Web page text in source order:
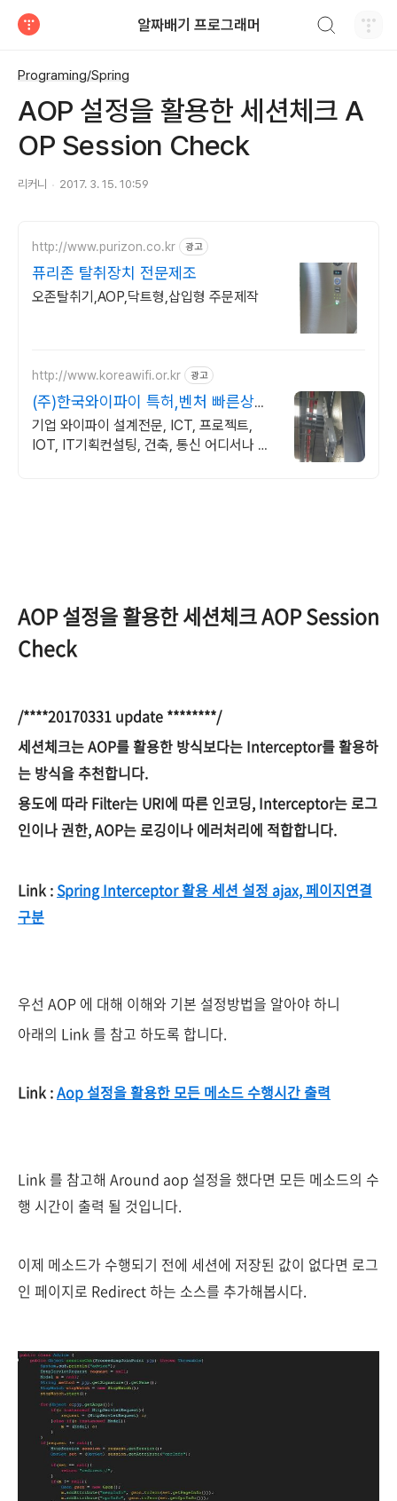
알짜배기 프로그래머
Programing/Spring
AOP 설정을 활용한 세션체크 A
OP Session Check
리커니 2017. 3. 15. 10:59
http://www.purizon.co.kr 광고
퓨리존 탈취장치 전문제조
오존탈취기,AOP,닥트형,삽입형 주문제작
http://www.koreawifi.or.kr 광고
(주)한국와이파이 특허,벤처 빠른상담
가능
기업 와이파이 설계전문, ICT, 프로젝트,
IOT, IT기획컨설팅, 건축, 통신 어디서나 끊
AOP 설정을 활용한 세션체크 AOP Session
Check
/****20170331 update ********/
세션체크는 AOP를 활용한 방식보다는 Interceptor를 활용하
는 방식을 추천합니다.
용도에 따라 Filter는 URI에 따른 인코딩, Interceptor는 로그
인이나 권한, AOP는 로깅이나 에러처리에 적합합니다.
Link :Spring Interceptor 활용 세션 설정 ajax, 페이지연결
구분
우선 AOP 에 대해 이해와 기본 설정방법을 알아야 하니
아래의 Link 를 참고 하도록 합니다.
Link :Aop 설정을 활용한 모든 메소드 수행시간 출력
Link 를 참고해 Around aop 설정을 했다면 모든 메소드의 수
행 시간이 출력 될 것입니다.
이제 메소드가 수행되기 전에 세션에 저장된 값이 없다면 로그
인 페이지로 Redirect 하는 소스를 추가해봅시다.